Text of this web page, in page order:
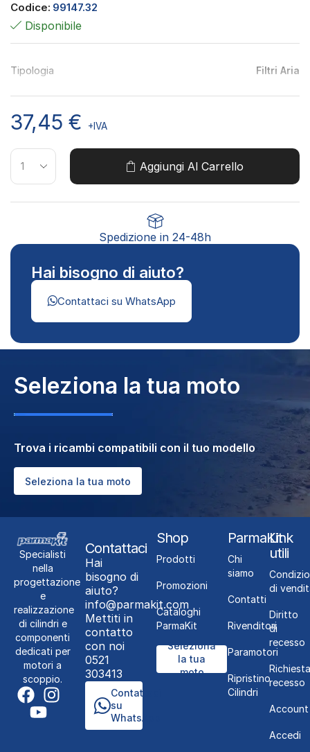
Codice: 99147.32
Disponibile
Tipologia Filtri Aria
37,45 € +IVA
Aggiungi Al Carrello
Spedizione in 24-48h
Hai bisogno di aiuto?
Contattaci su WhatsApp
Seleziona la tua moto
Trova i ricambi compatibili con il tuo modello
Seleziona la tua moto
Specialisti
nella
progettazione
e
realizzazione
di cilindri e
componenti
dedicati per
motori a
scoppio.
Contattaci
Hai
bisogno di
aiuto?
info@parmakit.com
Mettiti in
contatto
con noi
0521
303413
Contattaci
su
WhatsApp
Shop
Prodotti
Promozioni
Cataloghi
ParmaKit
Seleziona
la tua
moto
ParmaKit
Chi
siamo
Contatti
Rivenditori
Paramotori
Ripristino
Cilindri
Link
utili
di
Diritto
di
recesso
Richiesta
recesso
Account
Accedi